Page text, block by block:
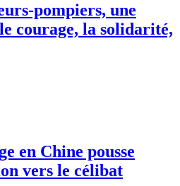
pompiers, une
courage, la solidarité,
en Chine pousse
vers le célibat